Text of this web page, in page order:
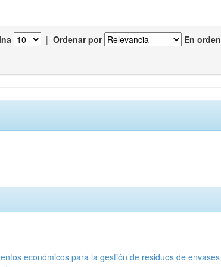
| Ordenar por En orden
económicos para la gestión de residuos de envases